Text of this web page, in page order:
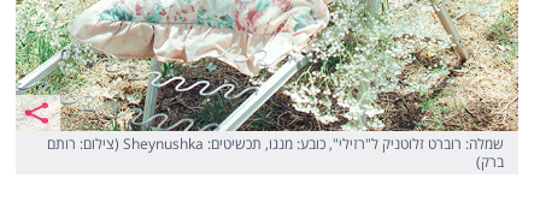
שמלה: רוברט זלוטניק ל"רזילי", כובע: מנגו, תכשיטים: Sheynushka (צילום: רותם
ברק)